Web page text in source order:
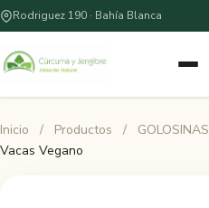
Rodriguez 190 · Bahía Blanca
Inicio / Productos / GOLOSINAS
Vacas Vegano